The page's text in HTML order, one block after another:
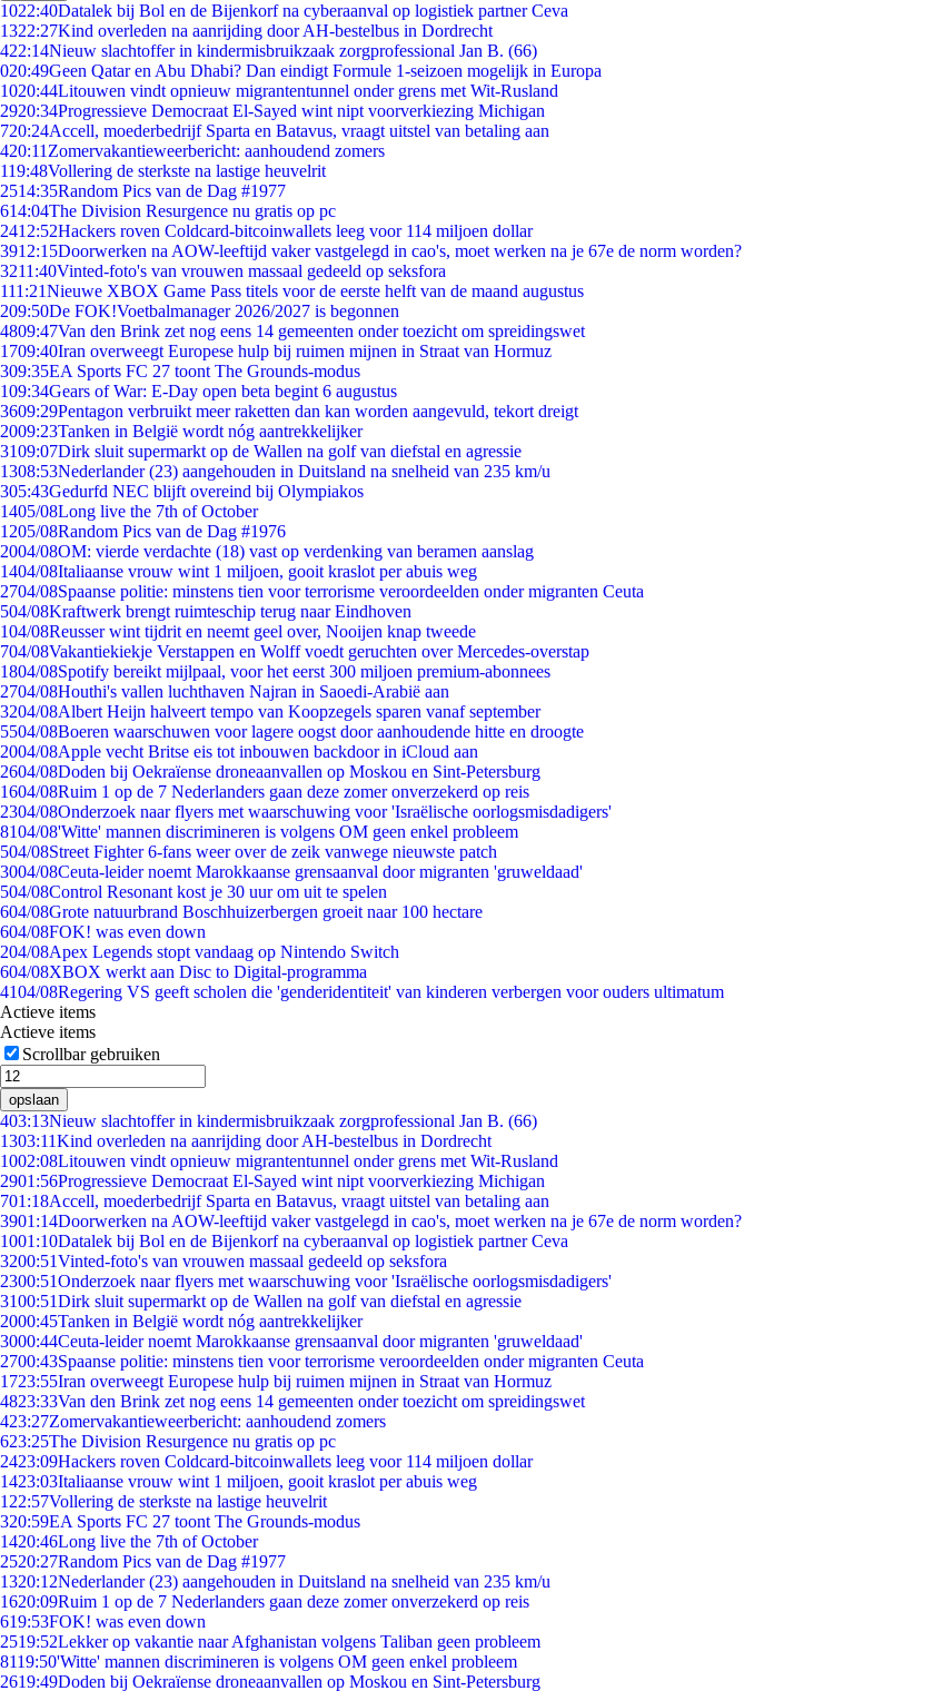
1022:40Datalek bij Bol en de Bijenkorf na cyberaanval op logistiek partner Ceva
1322:27Kind overleden na aanrijding door AH-bestelbus in Dordrecht
422:14Nieuw slachtoffer in kindermisbruikzaak zorgprofessional Jan B. (66)
020:49Geen Qatar en Abu Dhabi? Dan eindigt Formule 1-seizoen mogelijk in Europa
1020:44Litouwen vindt opnieuw migrantentunnel onder grens met Wit-Rusland
2920:34Progressieve Democraat El-Sayed wint nipt voorverkiezing Michigan
720:24Accell, moederbedrijf Sparta en Batavus, vraagt uitstel van betaling aan
420:11 Zomervakantieweerbericht: aanhoudend zomers
119:48Vollering de sterkste na lastige heuvelrit
2514:35Random Pics van de Dag #1977
614:04The Division Resurgence nu gratis op pc
2412:52Hackers roven Coldcard-bitcoinwallets leeg voor 114 miljoen dollar
3912:15Doorwerken na AOW-leeftijd vaker vastgelegd in cao's, moet werken na je 67e de norm worden?
3211:40Vinted-foto's van vrouwen massaal gedeeld op seksfora
111:21Nieuwe XBOX Game Pass titels voor de eerste helft van de maand augustus
209:50De FOK!Voetbalmanager 2026/2027 is begonnen
4809:47Van den Brink zet nog eens 14 gemeenten onder toezicht om spreidingswet
1709:40Iran overweegt Europese hulp bij ruimen mijnen in Straat van Hormuz
309:35EA Sports FC 27 toont The Grounds-modus
109:34Gears of War: E-Day open beta begint 6 augustus
3609:29Pentagon verbruikt meer raketten dan kan worden aangevuld, tekort dreigt
2009:23Tanken in België wordt nóg aantrekkelijker
3109:07Dirk sluit supermarkt op de Wallen na golf van diefstal en agressie
1308:53Nederlander (23) aangehouden in Duitsland na snelheid van 235 km/u
305:43Gedurfd NEC blijft overeind bij Olympiakos
1405/08Long live the 7th of October
1205/08Random Pics van de Dag #1976
2004/08OM: vierde verdachte (18) vast op verdenking van beramen aanslag
1404/08Italiaanse vrouw wint 1 miljoen, gooit kraslot per abuis weg
2704/08Spaanse politie: minstens tien voor terrorisme veroordeelden onder migranten Ceuta
504/08Kraftwerk brengt ruimteschip terug naar Eindhoven
104/08Reusser wint tijdrit en neemt geel over, Nooijen knap tweede
704/08Vakantiekiekje Verstappen en Wolff voedt geruchten over Mercedes-overstap
1804/08Spotify bereikt mijlpaal, voor het eerst 300 miljoen premium-abonnees
2704/08Houthi's vallen luchthaven Najran in Saoedi-Arabië aan
3204/08Albert Heijn halveert tempo van Koopzegels sparen vanaf september
5504/08Boeren waarschuwen voor lagere oogst door aanhoudende hitte en droogte
2004/08Apple vecht Britse eis tot inbouwen backdoor in iCloud aan
2604/08Doden bij Oekraïense droneaanvallen op Moskou en Sint-Petersburg
1604/08Ruim 1 op de 7 Nederlanders gaan deze zomer onverzekerd op reis
2304/08Onderzoek naar flyers met waarschuwing voor 'Israëlische oorlogsmisdadigers'
8104/08'Witte' mannen discrimineren is volgens OM geen enkel probleem
504/08Street Fighter 6-fans weer over de zeik vanwege nieuwste patch
3004/08Ceuta-leider noemt Marokkaanse grensaanval door migranten 'gruweldaad'
504/08Control Resonant kost je 30 uur om uit te spelen
604/08Grote natuurbrand Boschhuizerbergen groeit naar 100 hectare
604/08FOK! was even down
204/08Apex Legends stopt vandaag op Nintendo Switch
604/08XBOX werkt aan Disc to Digital-programma
4104/08Regering VS geeft scholen die 'genderidentiteit' van kinderen verbergen voor ouders ultimatum
Actieve items
Actieve items
Scrollbar gebruiken
opslaan
403:13Nieuw slachtoffer in kindermisbruikzaak zorgprofessional Jan B. (66)
1303:11Kind overleden na aanrijding door AH-bestelbus in Dordrecht
1002:08Litouwen vindt opnieuw migrantentunnel onder grens met Wit-Rusland
2901:56Progressieve Democraat El-Sayed wint nipt voorverkiezing Michigan
701:18Accell, moederbedrijf Sparta en Batavus, vraagt uitstel van betaling aan
3901:14Doorwerken na AOW-leeftijd vaker vastgelegd in cao's, moet werken na je 67e de norm worden?
1001:10Datalek bij Bol en de Bijenkorf na cyberaanval op logistiek partner Ceva
3200:51Vinted-foto's van vrouwen massaal gedeeld op seksfora
2300:51Onderzoek naar flyers met waarschuwing voor 'Israëlische oorlogsmisdadigers'
3100:51Dirk sluit supermarkt op de Wallen na golf van diefstal en agressie
2000:45Tanken in België wordt nóg aantrekkelijker
3000:44Ceuta-leider noemt Marokkaanse grensaanval door migranten 'gruweldaad'
2700:43Spaanse politie: minstens tien voor terrorisme veroordeelden onder migranten Ceuta
1723:55Iran overweegt Europese hulp bij ruimen mijnen in Straat van Hormuz
4823:33Van den Brink zet nog eens 14 gemeenten onder toezicht om spreidingswet
423:27Zomervakantieweerbericht: aanhoudend zomers
623:25The Division Resurgence nu gratis op pc
2423:09Hackers roven Coldcard-bitcoinwallets leeg voor 114 miljoen dollar
1423:03Italiaanse vrouw wint 1 miljoen, gooit kraslot per abuis weg
1 22:57Vollering de sterkste na lastige heuvelrit
320:59EA Sports FC 27 toont The Grounds-modus
1420:46Long live the 7th of October
2520:27Random Pics van de Dag #1977
1320:12Nederlander (23) aangehouden in Duitsland na snelheid van 235 km/u
1620:09Ruim 1 op de 7 Nederlanders gaan deze zomer onverzekerd op reis
619:53FOK! was even down
2519:52Lekker op vakantie naar Afghanistan volgens Taliban geen probleem
8119:50'Witte' mannen discrimineren is volgens OM geen enkel probleem
2619:49Doden bij Oekraïense droneaanvallen op Moskou en Sint-Petersburg